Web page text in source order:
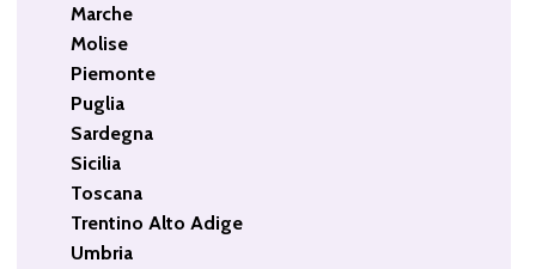
Marche
Molise
Piemonte
Puglia
Sardegna
Sicilia
Toscana
Trentino Alto Adige
Umbria